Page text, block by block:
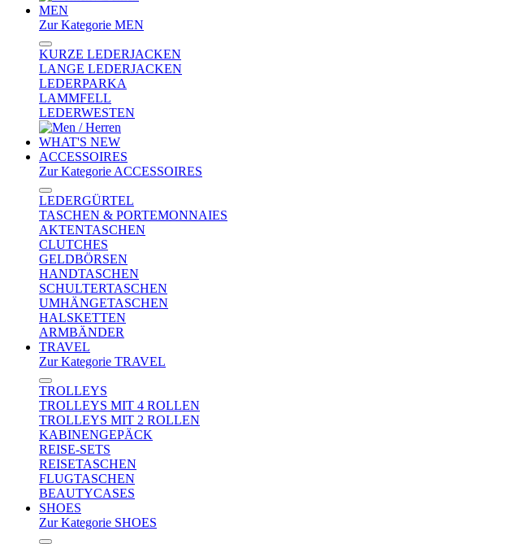
MEN
Zur Kategorie MEN
KURZE LEDERJACKEN
LANGE LEDERJACKEN
LEDERPARKA
LAMMFELL
LEDERWESTEN
WHAT'S NEW
ACCESSOIRES
Zur Kategorie ACCESSOIRES
LEDERGÜRTEL
TASCHEN & PORTEMONNAIES
AKTENTASCHEN
CLUTCHES
GELDBÖRSEN
HANDTASCHEN
SCHULTERTASCHEN
UMHÄNGETASCHEN
HALSKETTEN
ARMBÄNDER
TRAVEL
Zur Kategorie TRAVEL
TROLLEYS
TROLLEYS MIT 4 ROLLEN
TROLLEYS MIT 2 ROLLEN
KABINENGEPÄCK
REISE-SETS
REISETASCHEN
FLUGTASCHEN
BEAUTYCASES
SHOES
Zur Kategorie SHOES